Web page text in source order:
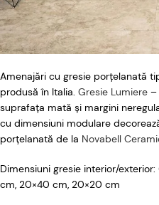
Amenajări cu gresie porțelanată
produsă în Italia. Gresie Lumiere –
suprafața mată și margini
cu dimensiuni modulare
porțelanată de la Novabell
Dimensiuni gresie interior/
cm, 20×40 cm, 20×20 cm